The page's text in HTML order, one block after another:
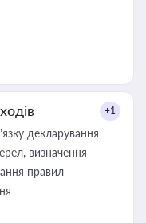
+1
декларування
визначення
правил